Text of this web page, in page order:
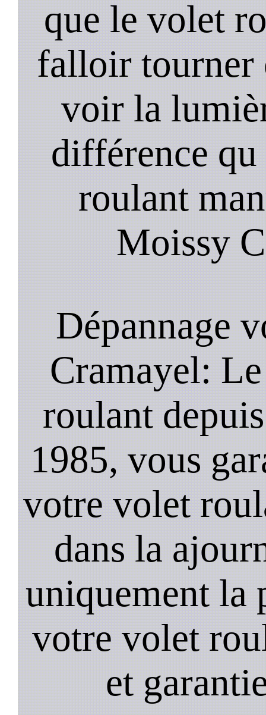
que le volet
falloir tourner
voir la
différence
roulant
Moissy
Dépannage
Cramayel:
roulant
1985, vous
votre volet
dans la
uniquement la
votre volet
et